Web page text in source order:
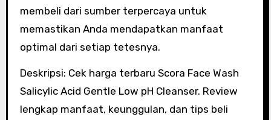
membeli dari sumber terpercaya untuk
memastikan Anda mendapatkan manfaat
optimal dari setiap tetesnya.
Deskripsi: Cek harga terbaru Scora Face Wash
Salicylic Acid Gentle Low pH Cleanser. Review
lengkap manfaat, keunggulan, dan tips beli